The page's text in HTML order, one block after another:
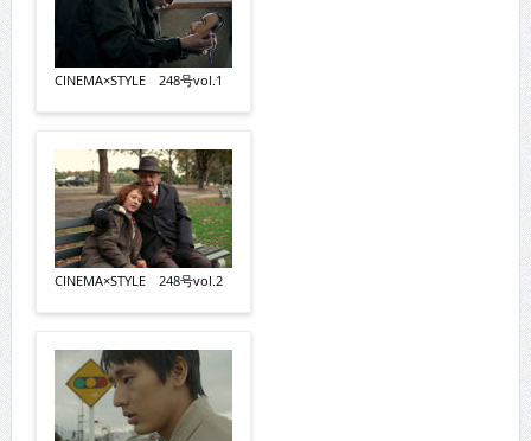
CINEMA×STYLE 248号vol.1
CINEMA×STYLE 248号vol.2